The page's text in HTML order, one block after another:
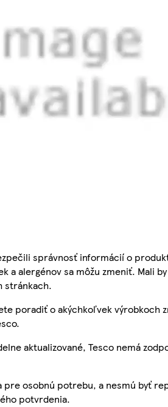
správnosť informácií o
a alergénov sa môžu zmeniť. Mali
stránkach.
poradiť o akýchkoľvek výrobkoch
aktualizované, Tesco nemá
osobnú potrebu, a nesmú byť
potvrdenia.